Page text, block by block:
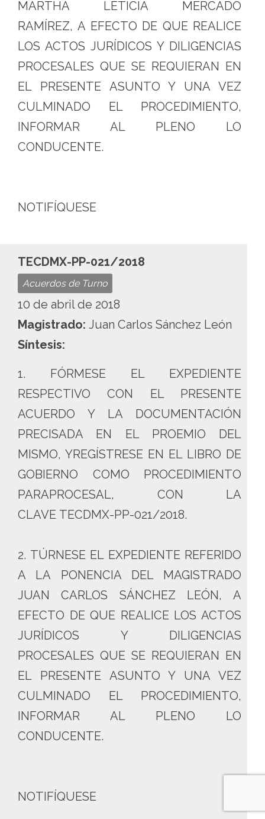
MARTHA LETICIA MERCADO
RAMÍREZ, A EFECTO DE QUE REALICE
LOS ACTOS JURÍDICOS Y DILIGENCIAS
PROCESALES QUE SE REQUIERAN EN
EL PRESENTE ASUNTO Y UNA VEZ
CULMINADO EL PROCEDIMIENTO,
INFORMAR AL PLENO LO
CONDUCENTE.
NOTIFÍQUESE
TECDMX-PP-021/2018
Acuerdos de Turno
10 de abril de 2018
Magistrado: Juan Carlos Sánchez León
Síntesis:
1. FÓRMESE EL EXPEDIENTE
RESPECTIVO CON EL PRESENTE
ACUERDO Y LA DOCUMENTACIÓN
PRECISADA EN EL PROEMIO DEL
MISMO, YREGÍSTRESE EN EL LIBRO DE
GOBIERNO COMO PROCEDIMIENTO
PARAPROCESAL, CON LA
CLAVE TECDMX-PP-021/2018.
2. TÚRNESE EL EXPEDIENTE REFERIDO
A LA PONENCIA DEL MAGISTRADO
JUAN CARLOS SÁNCHEZ LEÓN, A
EFECTO DE QUE REALICE LOS ACTOS
JURÍDICOS Y DILIGENCIAS
PROCESALES QUE SE REQUIERAN EN
EL PRESENTE ASUNTO Y UNA VEZ
CULMINADO EL PROCEDIMIENTO,
INFORMAR AL PLENO LO
CONDUCENTE.
NOTIFÍQUESE